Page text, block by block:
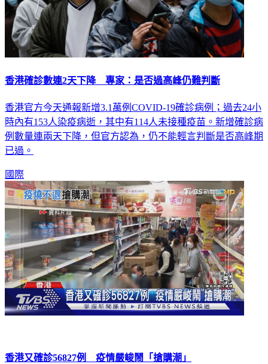
香港確診數連2天下降 專家：是否過高峰仍難判斷
香港官方今天通報新增3.1萬例COVID-19確診病例；過去24小
時內有153人染疫病逝，其中有114人未接種疫苗。新增確診病
例數量連兩天下降，但官方認為，仍不能輕言判斷是否高峰期
已過。
國際
香港又確診56827例 疫情嚴峻鬧「搶購潮」